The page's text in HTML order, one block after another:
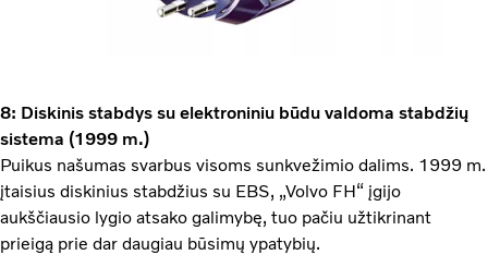
8: Diskinis stabdys su elektroniniu būdu valdoma stabdžių
sistema (1999 m.)
Puikus našumas svarbus visoms sunkvežimio dalims. 1999 m.
įtaisius diskinius stabdžius su EBS, „Volvo FH“ įgijo
aukščiausio lygio atsako galimybę, tuo pačiu užtikrinant
prieigą prie dar daugiau būsimų ypatybių.